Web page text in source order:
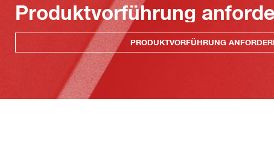
Produktvorführung
PRODUKTVORFÜHRUNG